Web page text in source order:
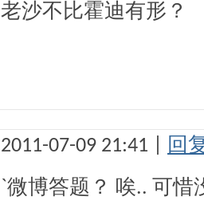
老沙不比霍迪有形？
2011-07-09 21:41 | 回
`微博答题？ 唉.. 可惜